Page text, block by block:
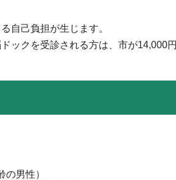
自己負担が生じます。
ックを受診される方は、市が14,000
男性）